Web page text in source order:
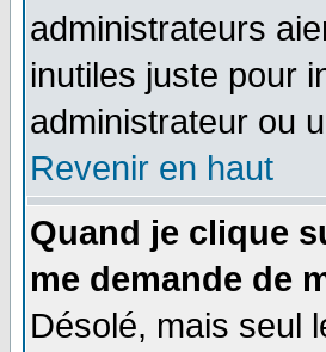
administrateurs
inutiles juste pour
administrateur ou
Revenir en haut
Quand je clique
me demande de
Désolé, mais seul